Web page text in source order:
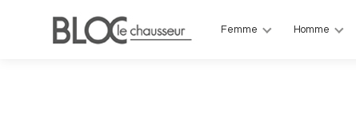
Femme Homme